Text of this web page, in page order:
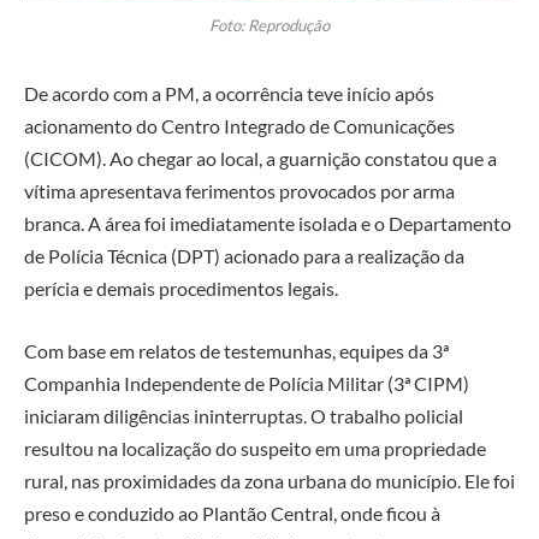
Foto: Reprodução
De acordo com a PM, a ocorrência teve início após
acionamento do Centro Integrado de Comunicações
(CICOM). Ao chegar ao local, a guarnição constatou que a
vítima apresentava ferimentos provocados por arma
branca. A área foi imediatamente isolada e o Departamento
de Polícia Técnica (DPT) acionado para a realização da
perícia e demais procedimentos legais.
Com base em relatos de testemunhas, equipes da 3ª
Companhia Independente de Polícia Militar (3ª CIPM)
iniciaram diligências ininterruptas. O trabalho policial
resultou na localização do suspeito em uma propriedade
rural, nas proximidades da zona urbana do município. Ele foi
preso e conduzido ao Plantão Central, onde ficou à